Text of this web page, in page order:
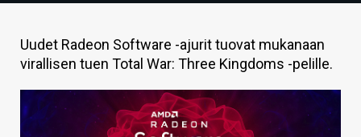
HINTA.FI
VAIHDA TEEMA
Uudet Radeon Software -ajurit tuovat mukanaan
virallisen tuen Total War: Three Kingdoms -pelille.